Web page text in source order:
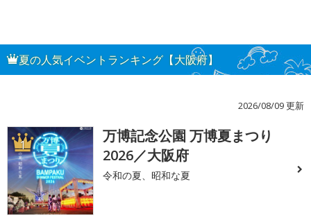
夏の人気イベントランキング【大阪府】
2026/08/09 更新
1
万博記念公園 万博夏まつり
2026／大阪府
令和の夏、昭和な夏